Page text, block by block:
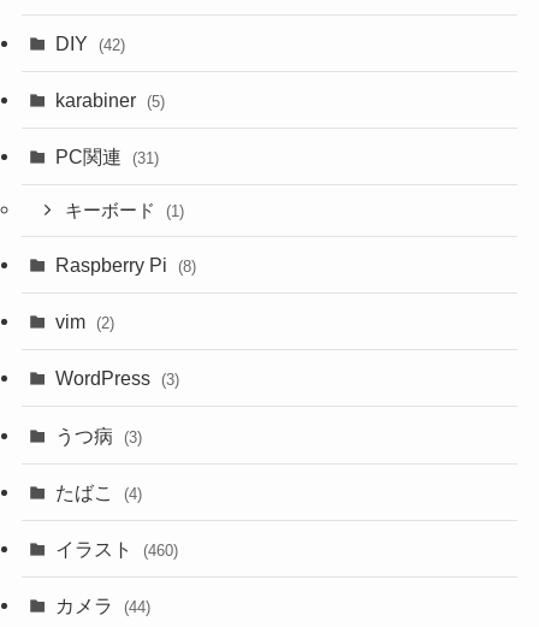
DIY (42)
karabiner (5)
PC関連 (31)
キーボード (1)
Raspberry Pi (8)
vim (2)
WordPress (3)
うつ病 (3)
たばこ (4)
イラスト (460)
カメラ (44)